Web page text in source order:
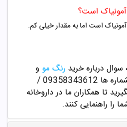
است اما به مقدار خیلی کم.
درباره خرید رنگ مو و
مشاوره می توانید با این شماره ها 09358343612 /
تا همکاران ما در داروخانه
را راهنمایی کنند.